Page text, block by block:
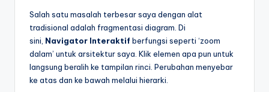
Salah satu masalah terbesar saya dengan alat
tradisional adalah fragmentasi diagram. Di
sini, Navigator Interaktif berfungsi seperti ‘zoom
dalam’ untuk arsitektur saya. Klik elemen apa pun untuk
langsung beralih ke tampilan rinci. Perubahan menyebar
ke atas dan ke bawah melalui hierarki.